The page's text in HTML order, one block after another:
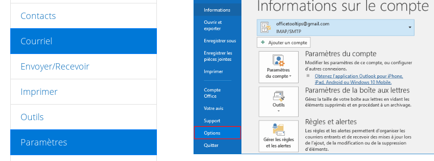
Contacts
Courriel
Envoyer/Recevoir
Imprimer
Outils
Paramètres